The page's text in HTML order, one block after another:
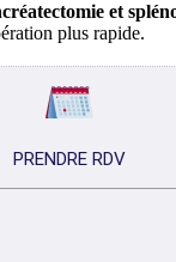
et
plus rapide.
PRENDRE RDV